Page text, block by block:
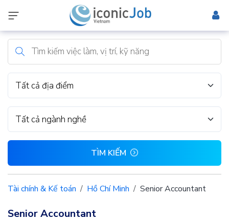
Tất cả địa điểm
Tất cả ngành nghề
TÌM KIẾM
Tài chính & Kế toán Hồ Chí Minh Senior Accountant
Senior Accountant